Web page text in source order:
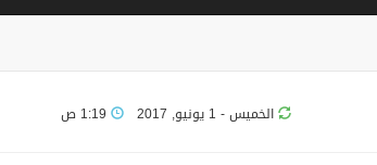
الخميس - 1 يونيو, 2017